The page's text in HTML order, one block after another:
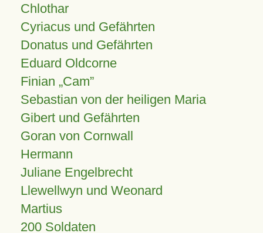
Chlothar
Cyriacus und Gefährten
Donatus und Gefährten
Eduard Oldcorne
Finian Cam
Sebastian von der heiligen Maria
Gibert und Gefährten
Goran von Cornwall
Hermann
Juliane Engelbrecht
Llewellwyn und Weonard
Martius
200 Soldaten